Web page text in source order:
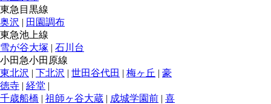
東急目黒線
奥沢 | 田園調布
東急池上線
雪が谷大塚 | 石川台
小田急小田原線
東北沢 | 下北沢 | 世田谷代田 | 梅ヶ丘 | 豪
徳寺 | 経堂 |
千歳船橋 | 祖師ヶ谷大蔵 | 成城学園前 | 喜